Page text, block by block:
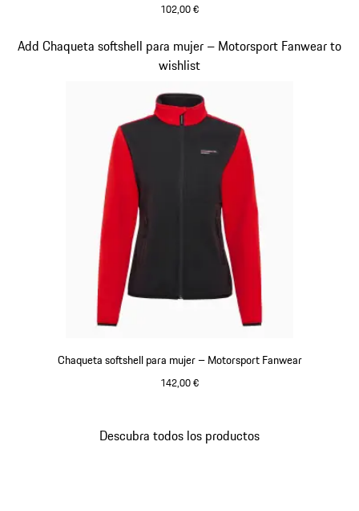
102,00 €
Chaqueta softshell para mujer – Motorsport Fanwear
142,00 €
Add Chaqueta softshell para mujer – Motorsport Fanwear to
wishlist
Diapositiva 20 de 20
Descubra todos los productos